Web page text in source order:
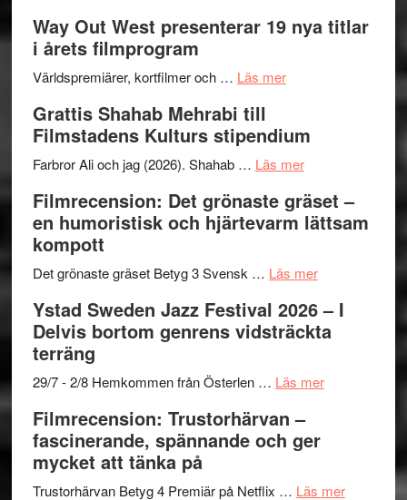
kväll
II
trailern
The
Files:
I
Want
Believe
–
Frankenshtey
med
Fox
och
Scully
Way Out West presenterar 19 nya titlar
i årets filmprogram
Världspremiärer, kortfilmer och … Läs merom
West
presenterar
nya
titlar
årets
Grattis Shahab Mehrabi till
Filmstadens Kulturs stipendium
Farbror Ali och jag (2026). Shahab … Läs merom
Shahab
Mehrabi
Filmstadens
stipendium
Filmrecension: Det grönaste gräset –
en humoristisk och hjärtevarm lättsam
kompott
Det grönaste gräset Betyg 3 Svensk … Läs merom
Det
grönaste
–
och
lättsam
Ystad Sweden Jazz Festival 2026 – I
Delvis bortom genrens vidsträckta
terräng
29/7 - 2/8 Hemkommen från Österlen … Läs merom
2026
Filmrecension: Trustorhärvan –
fascinerande, spännande och ger
mycket att tänka på
Trustorhärvan Betyg 4 Premiär på Netflix … Läs merom